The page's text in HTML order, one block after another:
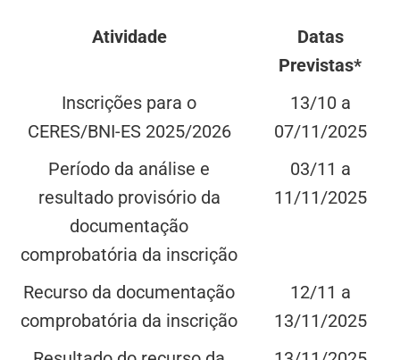
Atividade
Datas
Previstas*
Inscrições para o
CERES/BNI-ES 2025/2026
13/10 a
07/11/2025
Período da análise e
resultado provisório da
documentação
comprobatória da inscrição
03/11 a
11/11/2025
Recurso da documentação
comprobatória da inscrição
12/11 a
13/11/2025